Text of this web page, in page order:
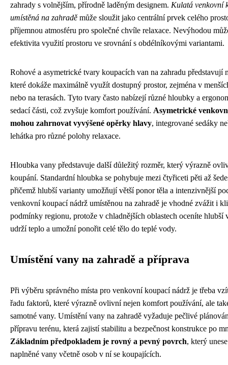
zahrady s volnějším, přírodně laděným designem. Kulatá venkovní
umístěná na zahradě může sloužit jako centrální prvek celého
příjemnou atmosféru pro společné chvíle relaxace. Nevýhodou
efektivita využití prostoru ve srovnání s obdélníkovými variantami.
Rohové a asymetrické tvary koupacích van na zahradu představují
které dokáže maximálně využít dostupný prostor, zejména v
nebo na terasách. Tyto tvary často nabízejí různé hloubky a
sedací části, což zvyšuje komfort používání. Asymetrické
mohou zahrnovat vyvýšené opěrky hlavy, integrované sedáky
lehátka pro různé polohy relaxace.
Hloubka vany představuje další důležitý rozměr, který výrazně
koupání. Standardní hloubka se pohybuje mezi čtyřiceti pěti až
přičemž hlubší varianty umožňují větší ponor těla a intenzivnější
venkovní koupací nádrž umístěnou na zahradě je vhodné zvážit i
podmínky regionu, protože v chladnějších oblastech oceníte hlubší
udrží teplo a umožní ponořit celé tělo do teplé vody.
Umístění vany na zahradě a příprava
Při výběru správného místa pro venkovní koupací nádrž je třeba
řadu faktorů, které výrazně ovlivní nejen komfort používání, ale
samotné vany. Umístění vany na zahradě vyžaduje pečlivé
přípravu terénu, která zajistí stabilitu a bezpečnost konstrukce po
Základním předpokladem je rovný a pevný povrch, který
naplněné vany včetně osob v ní se koupajících.